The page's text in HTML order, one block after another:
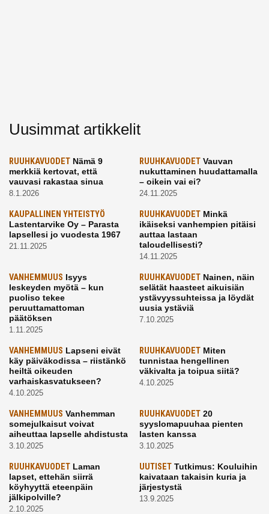
Uusimmat artikkelit
RUUHKAVUODET Nämä 9
merkkiä kertovat, että
vauvasi rakastaa sinua
8.1.2026
RUUHKAVUODETVauvan
nukuttaminen huudattamalla
– oikein vai ei?
24.11.2025
KAUPALLINEN YHTEISTYÖ
Lastentarvike Oy – Parasta
lapsellesi jo vuodesta 1967
21.11.2025
RUUHKAVUODETMinkä
ikäiseksi vanhempien pitäisi
auttaa lastaan
taloudellisesti?
14.11.2025
VANHEMMUUS Isyys
leskeyden myötä – kun
puoliso tekee
peruuttamattoman
päätöksen
1.11.2025
RUUHKAVUODETNainen, näin
selätät haasteet aikuisiän
ystävyyssuhteissa ja löydät
uusia ystäviä
7.10.2025
VANHEMMUUS Lapseni eivät
käy päiväkodissa – riistänkö
heiltä oikeuden
varhaiskasvatukseen?
4.10.2025
RUUHKAVUODETMiten
tunnistaa hengellinen
väkivalta ja toipua siitä?
4.10.2025
VANHEMMUUS Vanhemman
somejulkaisut voivat
aiheuttaa lapselle ahdistusta
3.10.2025
RUUHKAVUODET20
syyslomapuuhaa pienten
lasten kanssa
3.10.2025
RUUHKAVUODET Laman
lapset, ettehän siirrä
köyhyyttä eteenpäin
jälkipolville?
2.10.2025
UUTISETTutkimus: Kouluihin
kaivataan takaisin kuria ja
järjestystä
13.9.2025